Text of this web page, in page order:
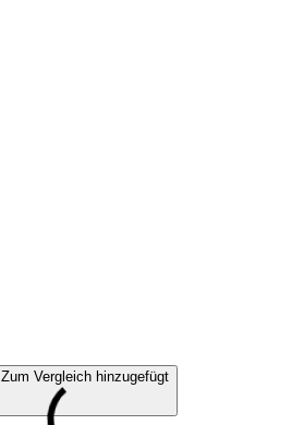
Zum Vergleich hinzugefügt